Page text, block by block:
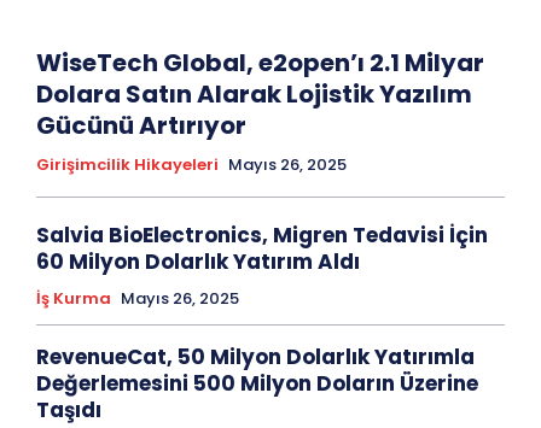
WiseTech Global, e2open’ı 2.1 Milyar
Dolara Satın Alarak Lojistik Yazılım
Gücünü Artırıyor
Girişimcilik Hikayeleri Mayıs 26, 2025
Salvia BioElectronics, Migren Tedavisi İçin
60 Milyon Dolarlık Yatırım Aldı
İş Kurma Mayıs 26, 2025
RevenueCat, 50 Milyon Dolarlık Yatırımla
Değerlemesini 500 Milyon Doların Üzerine
Taşıdı